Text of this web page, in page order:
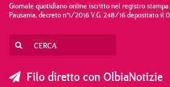
Giornale quotidiano online iscritto nel registro
Pausania, decreto n°1/2016 V.G. 248/16 depositato il
Filo diretto con OlbiaNotizie